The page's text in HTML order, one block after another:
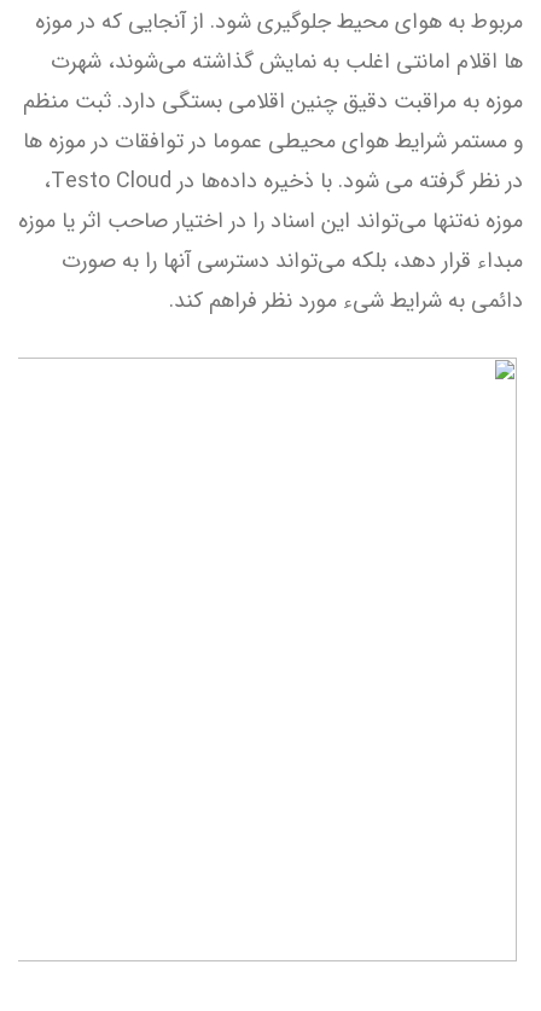
مربوط به هوای محیط جلوگیری شود. از آنجایی که در موزه
ها اقلام امانتی اغلب به نمایش گذاشته می‌شوند، شهرت
موزه به مراقبت دقیق چنین اقلامی بستگی دارد. ثبت منظم
و مستمر شرایط هوای محیطی عموما در توافقات در موزه ها
در نظر گرفته می شود. با ذخیره داده‌ها در Testo Cloud،
موزه نه‌تنها می‌تواند این اسناد را در اختیار صاحب اثر یا موزه
مبداء قرار دهد، بلکه می‌تواند دسترسی آنها را به صورت
دائمی به شرایط شیء مورد نظر فراهم کند.